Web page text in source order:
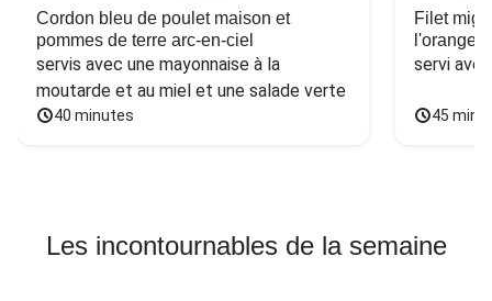
Cordon bleu de poulet maison et
pommes de terre arc-en-ciel
servis avec une mayonnaise à la
moutarde et au miel et une salade verte
40 minutes
Filet
l'orange
servi
45
Les incontournables de la semaine